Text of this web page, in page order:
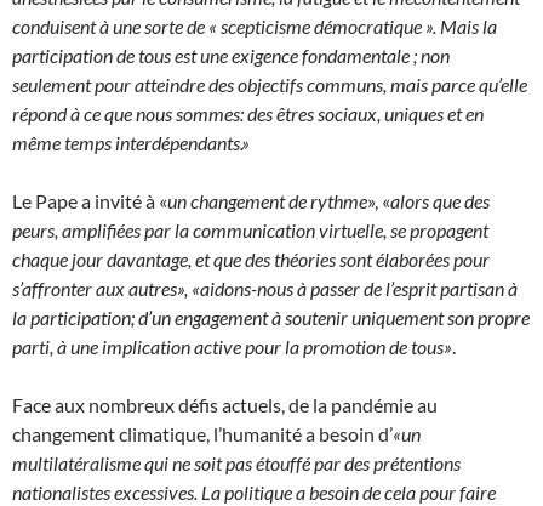
conduisent à une sorte de « scepticisme démocratique ». Mais la
participation de tous est une exigence fondamentale ; non
seulement pour atteindre des objectifs communs, mais parce qu’elle
répond à ce que nous sommes: des êtres sociaux, uniques et en
même temps interdépendants.»
Le Pape a invité à «un changement de rythme», «alors que des
peurs, amplifiées par la communication virtuelle, se propagent
chaque jour davantage, et que des théories sont élaborées pour
s’affronter aux autres», «aidons-nous à passer de l’esprit partisan à
la participation; d’un engagement à soutenir uniquement son propre
parti, à une implication active pour la promotion de tous».
Face aux nombreux défis actuels, de la pandémie au
changement climatique, l’humanité a besoin d’«un
multilatéralisme qui ne soit pas étouffé par des prétentions
nationalistes excessives. La politique a besoin de cela pour faire